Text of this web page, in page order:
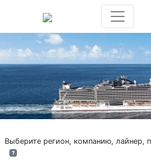
Выберите регион, компанию, лайнер,
?